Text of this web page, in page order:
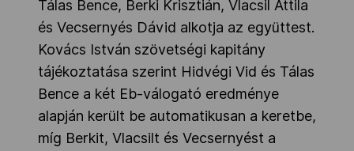
Tálas Bence, Berki Krisztián, Vlacsil Attila
és Vecsernyés Dávid alkotja az együttest.
Kovács István szövetségi kapitány
tájékoztatása szerint Hidvégi Vid és Tálas
Bence a két Eb-válogató eredménye
alapján került be automatikusan a keretbe,
míg Berkit, Vlacsilt és Vecsernyést a